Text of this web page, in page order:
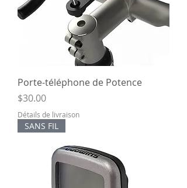
Porte-téléphone de Potence
Price
$30.00
Détails de livraison
SANS FIL